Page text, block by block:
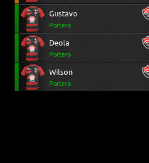
Gustavo
Portero
Deola
Portero
Wilson
Portero